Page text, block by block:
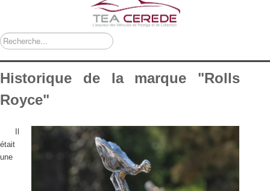
Rechercher
Historique de la marque "Rolls
Royce"
était
une